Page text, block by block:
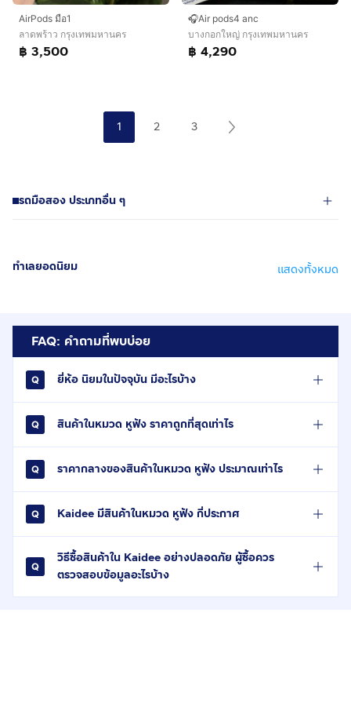
AirPods มือ1
ลาดพร้าว กรุงเทพมหานคร
฿ 3,500
🎧Air pods4 anc
บางกอกใหญ่ กรุงเทพมหานคร
฿ 4,290
1 2 3
รถมือสอง ประเภทอื่น ๆ
ทำเลยอดนิยม แสดงทั้งหมด
FAQ: คำถามที่พบบ่อย
ยี่ห้อ นิยมในปัจจุบัน มีอะไรบ้าง
สินค้าในหมวด หูฟัง ราคาถูกที่สุดเท่าไร
ราคากลางของสินค้าในหมวด หูฟัง ประมาณเท่าไร
Kaidee มีสินค้าในหมวด หูฟัง กี่ประกาศ
วิธีซื้อสินค้าใน Kaidee อย่างปลอดภัย ผู้ซื้อควร
ตรวจสอบข้อมูลอะไรบ้าง